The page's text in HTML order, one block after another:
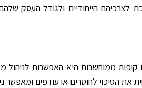
הייחודיים ולגודל העסק
קופות ממוחשבות היא האפשרות
הסיכוי לחוסרים או עודפים ומאפשר